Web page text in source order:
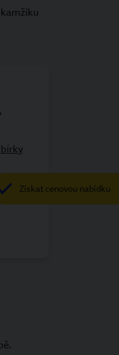
Získat cenovou nabídku